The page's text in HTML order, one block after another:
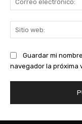
Guardar mi
navegador la próxima